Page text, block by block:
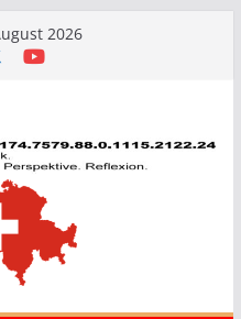
2026